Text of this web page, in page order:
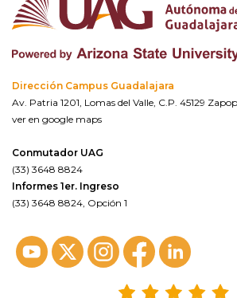
Dirección Campus Guadalajara
Av. Patria 1201, Lomas del Valle, C.P. 45129
ver en google maps
Conmutador UAG
(33) 3648 8824
Informes 1er. Ingreso
(33) 3648 8824, Opción 1